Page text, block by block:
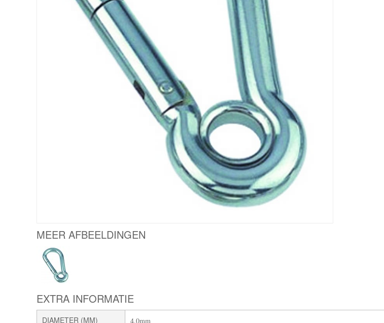
MEER AFBEELDINGEN
EXTRA INFORMATIE
DIAMETER (MM) 4,0mm